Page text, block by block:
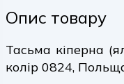
Опис товару
Тасьма кіперна
колір 0824,